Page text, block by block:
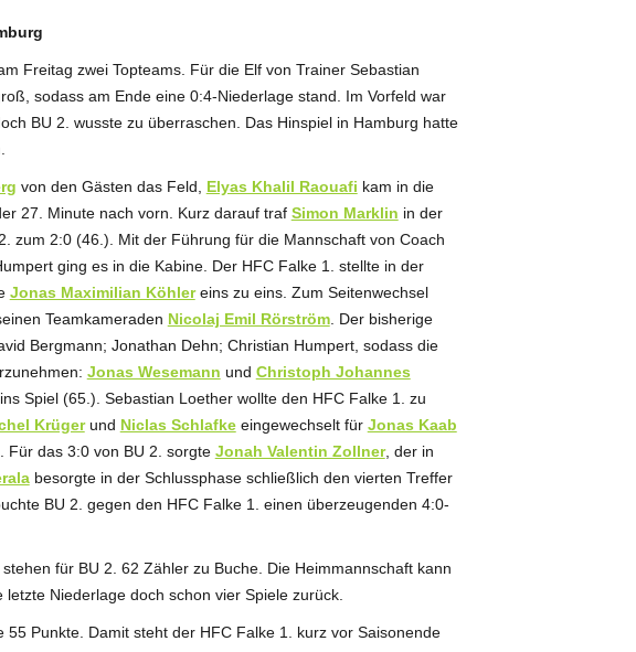
ANZEIGE
Freitag zwei Topteams. Für die Elf von Trainer Sebastian
sodass am Ende eine 0:4-Niederlage stand. Im Vorfeld war
BU 2. wusste zu überraschen. Das Hinspiel in Hamburg hatte
von den Gästen das Feld, Elyas Khalil Raouafi kam in die
27. Minute nach vorn. Kurz darauf traf Simon Marklin in der
zum 2:0 (46.). Mit der Führung für die Mannschaft von Coach
ging es in die Kabine. Der HFC Falke 1. stellte in der
Jonas Maximilian Köhlereins zu eins. Zum Seitenwechsel
Teamkameraden Nicolaj Emil Rörström. Der bisherige
Bergmann; Jonathan Dehn; Christian Humpert, sodass die
Jonas Wesemann und Christoph Johannes
Spiel (65.). Sebastian Loether wollte den HFC Falke 1. zu
Krügerund Niclas Schlafkeeingewechselt für Jonas Kaab
das 3:0 von BU 2. sorgte Jonah Valentin Zollner, der in
besorgte in der Schlussphase schließlich den vierten Treffer
BU 2. gegen den HFC Falke 1. einen überzeugenden 4:0-
für BU 2. 62 Zähler zu Buche. Die Heimmannschaft kann
Niederlage doch schon vier Spiele zurück.
Punkte. Damit steht der HFC Falke 1. kurz vor Saisonende